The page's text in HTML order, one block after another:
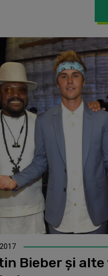
Bieber și